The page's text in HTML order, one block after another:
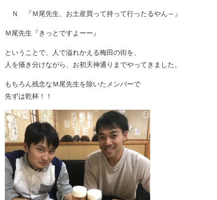
Ｎ 『Ｍ尾先生、お土産買って持って行ったるやん～』
Ｍ尾先生『きっとですよーー』
ということで、人で溢れかえる梅田の街を、
人を掻き分けながら、お初天神通りまでやってきました。
もちろん残念なＭ尾先生を除いたメンバーで
先ずは乾杯！！